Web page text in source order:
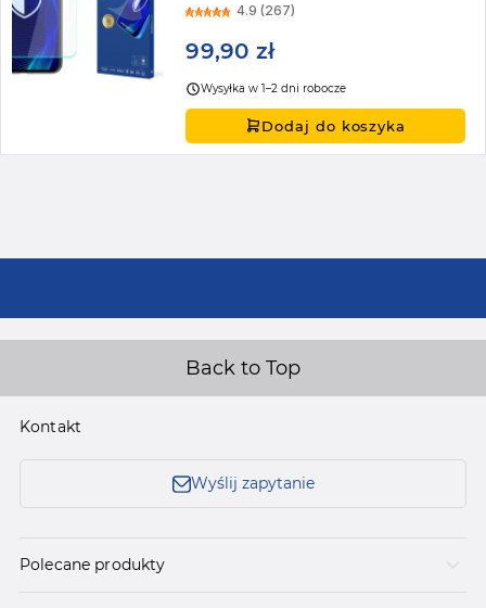
4.9 (267)
99,90 zł
Wysyłka w 1–2 dni robocze
Dodaj do koszyka
Back to Top
Kontakt
Wyślij zapytanie
Polecane produkty